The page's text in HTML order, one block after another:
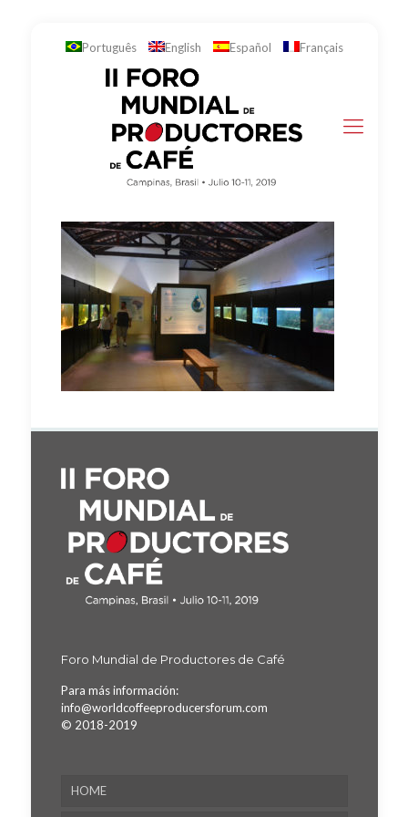
Português English Español Français
Foro Mundial de Productores de Café
Para más información:
info@worldcoffeeproducersforum.com
© 2018-2019
HOME